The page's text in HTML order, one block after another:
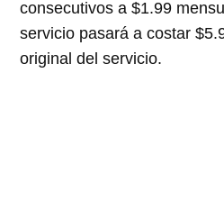
consecutivos a $1.99
servicio pasará a costar
original del servicio.